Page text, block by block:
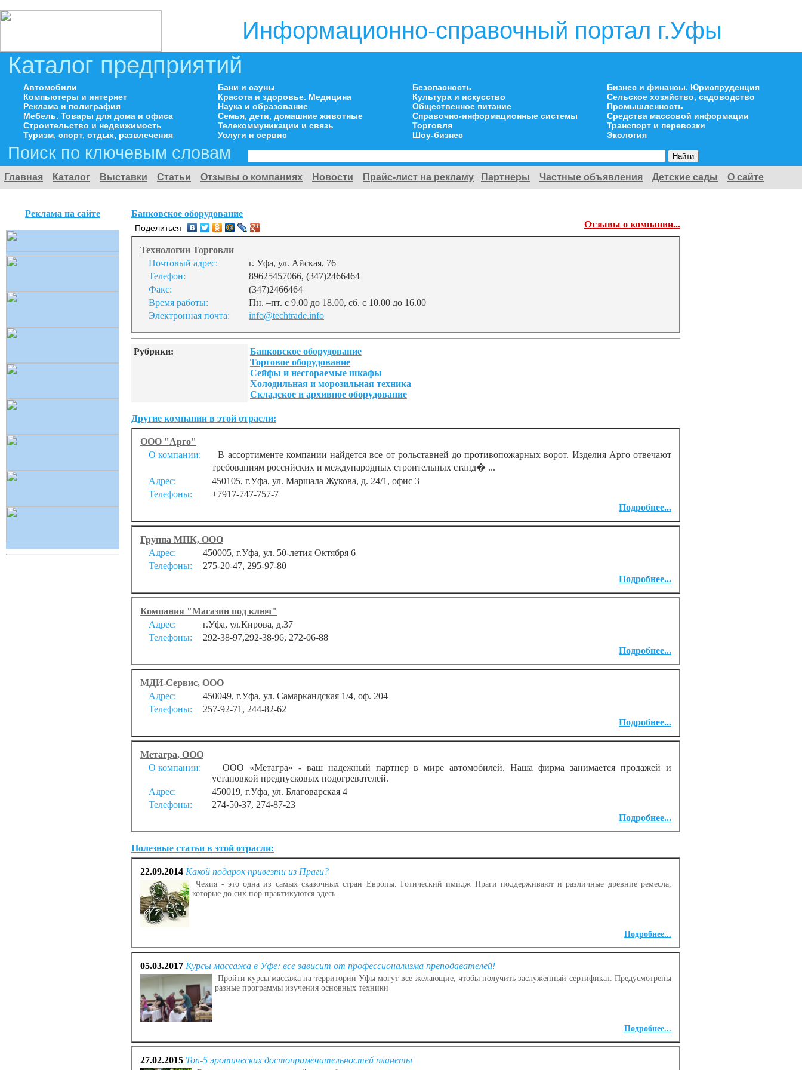
Информационно-справочный портал г.Уфы
Каталог предприятий
Автомобили
Компьютеры и интернет
Реклама и полиграфия
Мебель. Товары для дома и офиса
Строительство и недвижимость
Туризм, спорт, отдых, развлечения
Бани и сауны
Красота и здоровье. Медицина
Наука и образование
Семья, дети, домашние животные
Телекоммуникации и связь
Услуги и сервис
Безопасность
Культура и искусство
Общественное питание
Справочно-информационные системы
Торговля
Шоу-бизнес
Бизнес и финансы. Юриспруденция
Сельское хозяйство, садоводство
Промышленность
Средства массовой информации
Транспорт и перевозки
Экология
Поиск по ключевым словам
Главная Каталог Выставки Статьи Отзывы о компаниях Новости Прайс-лист на рекламу Партнеры Частные объявления Детские сады О сайте
Реклама на сайте Банковское оборудование
Поделиться Отзывы о компании...
Технологии Торговли
Почтовый адрес:
г. Уфа, ул. Айская, 76
Телефон:
89625457066, (347)2466464
Факс:
(347)2466464
Время работы:
Пн. –пт. с 9.00 до 18.00, сб. с 10.00 до 16.00
Электронная почта:
info@techtrade.info
Рубрики:
Банковское оборудование
Торговое оборудование
Сейфы и несгораемые шкафы
Холодильная и морозильная техника
Складское и архивное оборудование
Другие компании в этой отрасли:
ООО "Арго"
О компании:
В ассортименте компании найдется все от рольставней до противопожарных ворот. Изделия Арго отвечают
требованиям российских и международных строительных станд� ...
Адрес:
450105, г.Уфа, ул. Маршала Жукова, д. 24/1, офис 3
Телефоны:
+7917-747-757-7
Подробнее...
Группа МПК, ООО
Адрес:
450005, г.Уфа, ул. 50-летия Октября 6
Телефоны:
275-20-47, 295-97-80
Подробнее...
Компания "Магазин под ключ"
Адрес:
г.Уфа, ул.Кирова, д.37
Телефоны:
292-38-97,292-38-96, 272-06-88
Подробнее...
МДИ-Сервис, ООО
Адрес:
450049, г.Уфа, ул. Самаркандская 1/4, оф. 204
Телефоны:
257-92-71, 244-82-62
Подробнее...
Метагра, ООО
О компании:
ООО «Метагра» - ваш надежный партнер в мире автомобилей. Наша фирма занимается продажей и
установкой предпусковых подогревателей.
Адрес:
450019, г.Уфа, ул. Благоварская 4
Телефоны:
274-50-37, 274-87-23
Подробнее...
Полезные статьи в этой отрасли:
22.09.2014 Какой подарок привезти из Праги?
Чехия - это одна из самых сказочных стран Европы. Готический имидж Праги поддерживают и различные древние ремесла,
которые до сих пор практикуются здесь.
Подробнее...
05.03.2017 Курсы массажа в Уфе: все зависит от профессионализма преподавателей!
Пройти курсы массажа на территории Уфы могут все желающие, чтобы получить заслуженный сертификат. Предусмотрены
разные программы изучения основных техники
Подробнее...
27.02.2015 Топ-5 эротических достопримечательностей планеты